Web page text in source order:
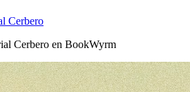
Cerbero
Cerbero en BookWyrm